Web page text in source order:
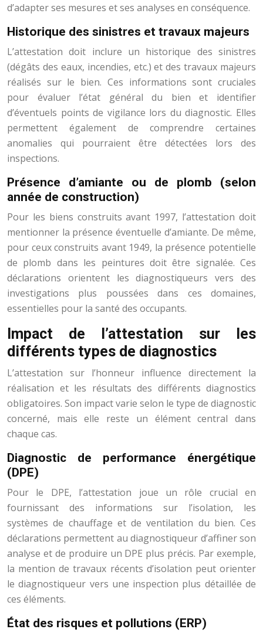
d’adapter ses mesures et ses analyses en conséquence.
Historique des sinistres et travaux majeurs
L’attestation doit inclure un historique des sinistres
(dégâts des eaux, incendies, etc.) et des travaux majeurs
réalisés sur le bien. Ces informations sont cruciales
pour évaluer l’état général du bien et identifier
d’éventuels points de vigilance lors du diagnostic. Elles
permettent également de comprendre certaines
anomalies qui pourraient être détectées lors des
inspections.
Présence d’amiante ou de plomb (selon
année de construction)
Pour les biens construits avant 1997, l’attestation doit
mentionner la présence éventuelle d’amiante. De même,
pour ceux construits avant 1949, la présence potentielle
de plomb dans les peintures doit être signalée. Ces
déclarations orientent les diagnostiqueurs vers des
investigations plus poussées dans ces domaines,
essentielles pour la santé des occupants.
Impact de l’attestation sur les
différents types de diagnostics
L’attestation sur l’honneur influence directement la
réalisation et les résultats des différents diagnostics
obligatoires. Son impact varie selon le type de diagnostic
concerné, mais elle reste un élément central dans
chaque cas.
Diagnostic de performance énergétique
(DPE)
Pour le DPE, l’attestation joue un rôle crucial en
fournissant des informations sur l’isolation, les
systèmes de chauffage et de ventilation du bien. Ces
déclarations permettent au diagnostiqueur d’affiner son
analyse et de produire un DPE plus précis. Par exemple,
la mention de travaux récents d’isolation peut orienter
le diagnostiqueur vers une inspection plus détaillée de
ces éléments.
État des risques et pollutions (ERP)